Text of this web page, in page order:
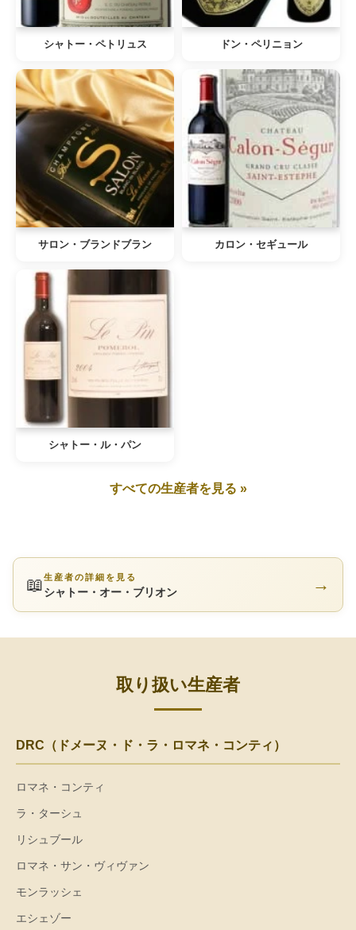
シャトー・ペトリュス ドン・ペリニョン
サロン・ブランドブラン カロン・セギュール
シャトー・ル・パン
すべての生産者を見る »
📖生産者の詳細を見る
シャトー・オー・ブリオン →
取り扱い生産者
DRC（ドメーヌ・ド・ラ・ロマネ・コンティ）
ロマネ・コンティ
ラ・ターシュ
リシュブール
ロマネ・サン・ヴィヴァン
モンラッシェ
エシェゾー